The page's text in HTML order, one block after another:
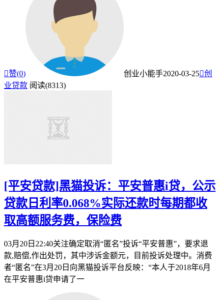
赞(0) 创业小能手2020-03-25创
业贷款 阅读(8313)
[平安贷款]黑猫投诉：平安普惠i贷，公示
贷款日利率0.068%实际还款时每期都收
取高额服务费，保险费
03月20日22:40关注确定取消“匿名”投诉“平安普惠”，要求退
款,赔偿,作出处罚，其中涉诉金额元，目前投诉处理中。消费
者“匿名”在3月20日向黑猫投诉平台反映：“本人于2018年6月
在平安普惠i贷申请了一